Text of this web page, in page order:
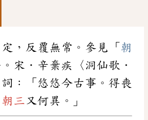
，反覆無常。參見「 朝
。宋．辛棄疾〈洞仙歌．
：「悠悠今古事。得喪
三又何異。」